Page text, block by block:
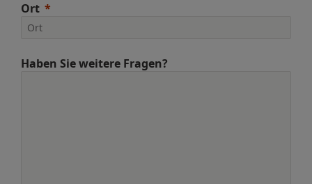
Ort
Haben Sie weitere Fragen?